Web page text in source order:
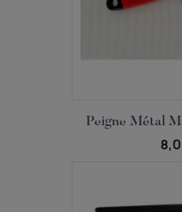

Peigne Métal